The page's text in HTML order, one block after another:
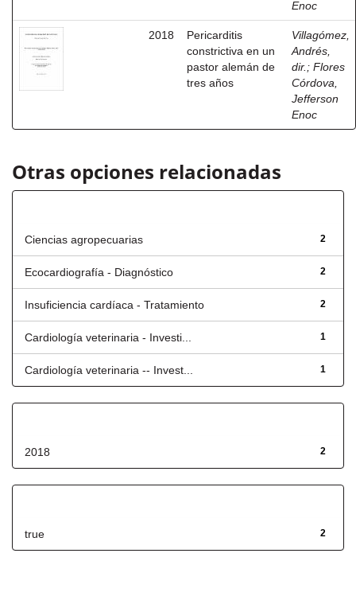
Enoc
2018
Pericarditis
constrictiva en un
pastor alemán de
tres años
Villagómez,
Andrés,
dir. ; Flores
Córdova,
Jefferson
Enoc
Otras opciones relacionadas
2
Ciencias agropecuarias
2
Ecocardiografía - Diagnóstico
2
Insuficiencia cardíaca - Tratamiento
1
Cardiología veterinaria - Investi...
1
Cardiología veterinaria -- Invest...
2
2018
2
true